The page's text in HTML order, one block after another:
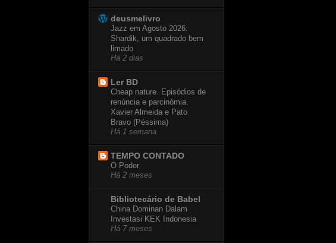
deusmelivro
Jazz em Agosto 2026:
Shardik, um quadrado bem
limado
Há 2 dias
Ler BD
Cheap nature. Episódios de
renúncia e parcinómia.
Xavier Almeida e Pato
Bravo (Péssima)
Há 1 semana
TEMPO CONTADO
O Poder
Há 2 meses
Bibliotecário de Babel
China Dominan Dalam
Investasi KEK Indonesia
Há 7 meses